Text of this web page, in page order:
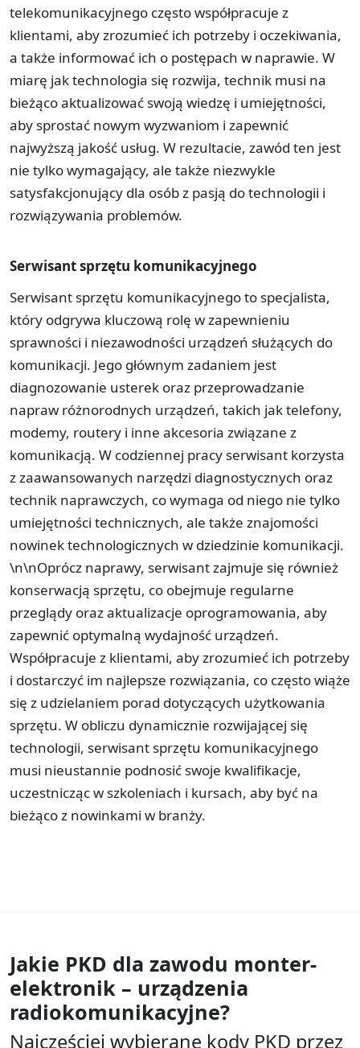
telekomunikacyjnego często współpracuje z
klientami, aby zrozumieć ich potrzeby i oczekiwania,
a także informować ich o postępach w naprawie. W
miarę jak technologia się rozwija, technik musi na
bieżąco aktualizować swoją wiedzę i umiejętności,
aby sprostać nowym wyzwaniom i zapewnić
najwyższą jakość usług. W rezultacie, zawód ten jest
nie tylko wymagający, ale także niezwykle
satysfakcjonujący dla osób z pasją do technologii i
rozwiązywania problemów.
Serwisant sprzętu komunikacyjnego
Serwisant sprzętu komunikacyjnego to specjalista,
który odgrywa kluczową rolę w zapewnieniu
sprawności i niezawodności urządzeń służących do
komunikacji. Jego głównym zadaniem jest
diagnozowanie usterek oraz przeprowadzanie
napraw różnorodnych urządzeń, takich jak telefony,
modemy, routery i inne akcesoria związane z
komunikacją. W codziennej pracy serwisant korzysta
z zaawansowanych narzędzi diagnostycznych oraz
technik naprawczych, co wymaga od niego nie tylko
umiejętności technicznych, ale także znajomości
nowinek technologicznych w dziedzinie komunikacji.
\n\nOprócz naprawy, serwisant zajmuje się również
konserwacją sprzętu, co obejmuje regularne
przeglądy oraz aktualizacje oprogramowania, aby
zapewnić optymalną wydajność urządzeń.
Współpracuje z klientami, aby zrozumieć ich potrzeby
i dostarczyć im najlepsze rozwiązania, co często wiąże
się z udzielaniem porad dotyczących użytkowania
sprzętu. W obliczu dynamicznie rozwijającej się
technologii, serwisant sprzętu komunikacyjnego
musi nieustannie podnosić swoje kwalifikacje,
uczestnicząc w szkoleniach i kursach, aby być na
bieżąco z nowinkami w branży.
Jakie PKD dla zawodu monter-
elektronik – urządzenia
radiokomunikacyjne?
Najczęściej wybierane kody PKD przez